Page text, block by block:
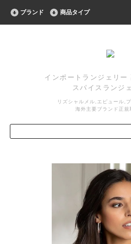
ブランド 商品タイプ
インポートランジェリー
スパイスランジ
リズシャルメル,エピュール,
海外主要ブランド正規